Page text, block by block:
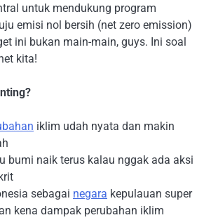
untuk mendukung program
emisi nol bersih (net zero emission)
ini bukan main-main, guys. Ini soal
kita!
iklim udah nyata dan makin
bumi naik terus kalau nggak ada aksi
sebagai negara kepulauan super
kena dampak perubahan iklim